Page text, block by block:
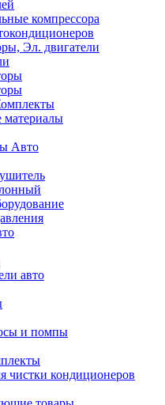
компрессора
Эл. двигатели
материалы
Авто
авто
и помпы
чистки кондиционеров